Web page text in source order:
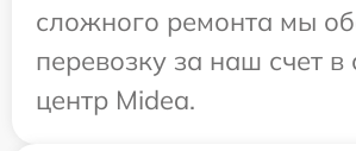
сложного ремонта мы
перевозку за наш счет в
центр Midea.